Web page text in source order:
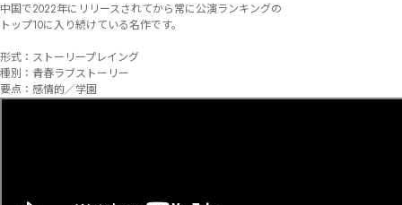
中国で2022年にリリースされてから常に公演ランキングの
トップ10に入り続けている名作です。
形式：ストーリープレイング
種別：青春ラブストーリー
要点：感情的／学園